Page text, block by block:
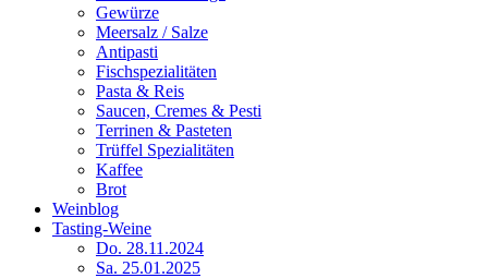
Gewürze
Meersalz / Salze
Antipasti
Fischspezialitäten
Pasta & Reis
Saucen, Cremes & Pesti
Terrinen & Pasteten
Trüffel Spezialitäten
Kaffee
Brot
Weinblog
Tasting-Weine
Do. 28.11.2024
Sa. 25.01.2025